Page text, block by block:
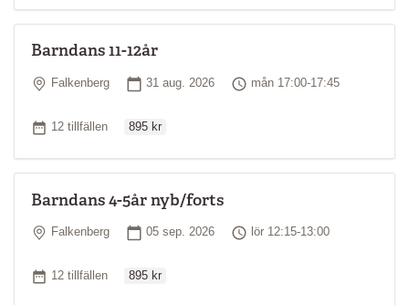
Barndans 11-12år
Plats
Falkenberg Startdatum
31 aug. 2026 Tid
mån 17:00-17:45
Antal tillfällen
12 tillfällen 895 kr
Barndans 4-5år nyb/forts
Plats
Falkenberg Startdatum
05 sep. 2026 Tid
lör 12:15-13:00
Antal tillfällen
12 tillfällen 895 kr